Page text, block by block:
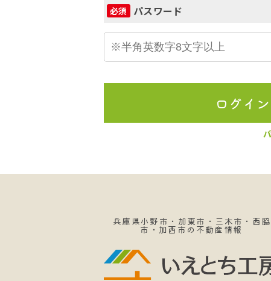
必須 パスワード
ログイン
兵庫県小野市・加東市・三木市・西脇
市・加西市の不動産情報